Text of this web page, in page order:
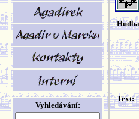
Vyhledávání:
Text: